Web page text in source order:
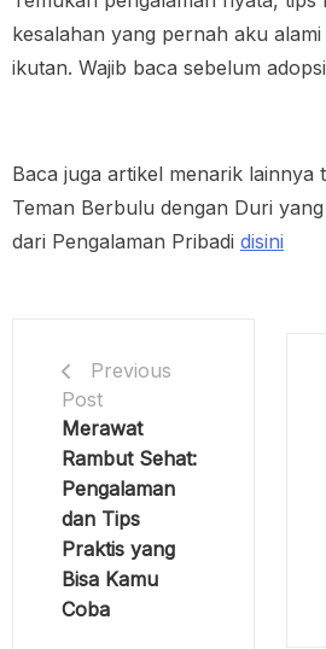
kesalahan yang pernah aku
ikutan. Wajib baca sebelum
Baca juga artikel menarik lainnya
Teman Berbulu dengan Duri
dari Pengalaman Pribadi disini
Previous
Post
Merawat
Rambut Sehat:
Pengalaman
dan Tips
Praktis yang
Bisa Kamu
Coba